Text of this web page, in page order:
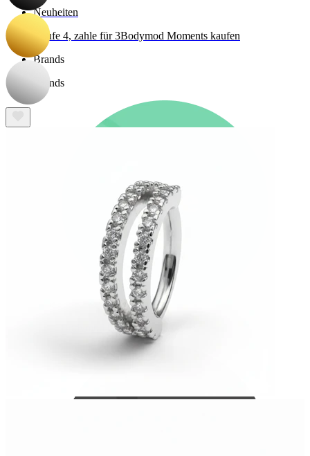
Neuheiten
Kaufe 4, zahle für 3Bodymod Moments kaufen
Brands
Brands
Bodymod Care